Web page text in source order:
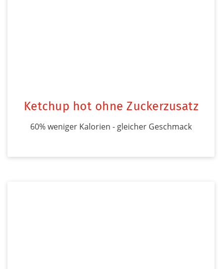
Ketchup hot ohne Zuckerzusatz
60% weniger Kalorien - gleicher Geschmack